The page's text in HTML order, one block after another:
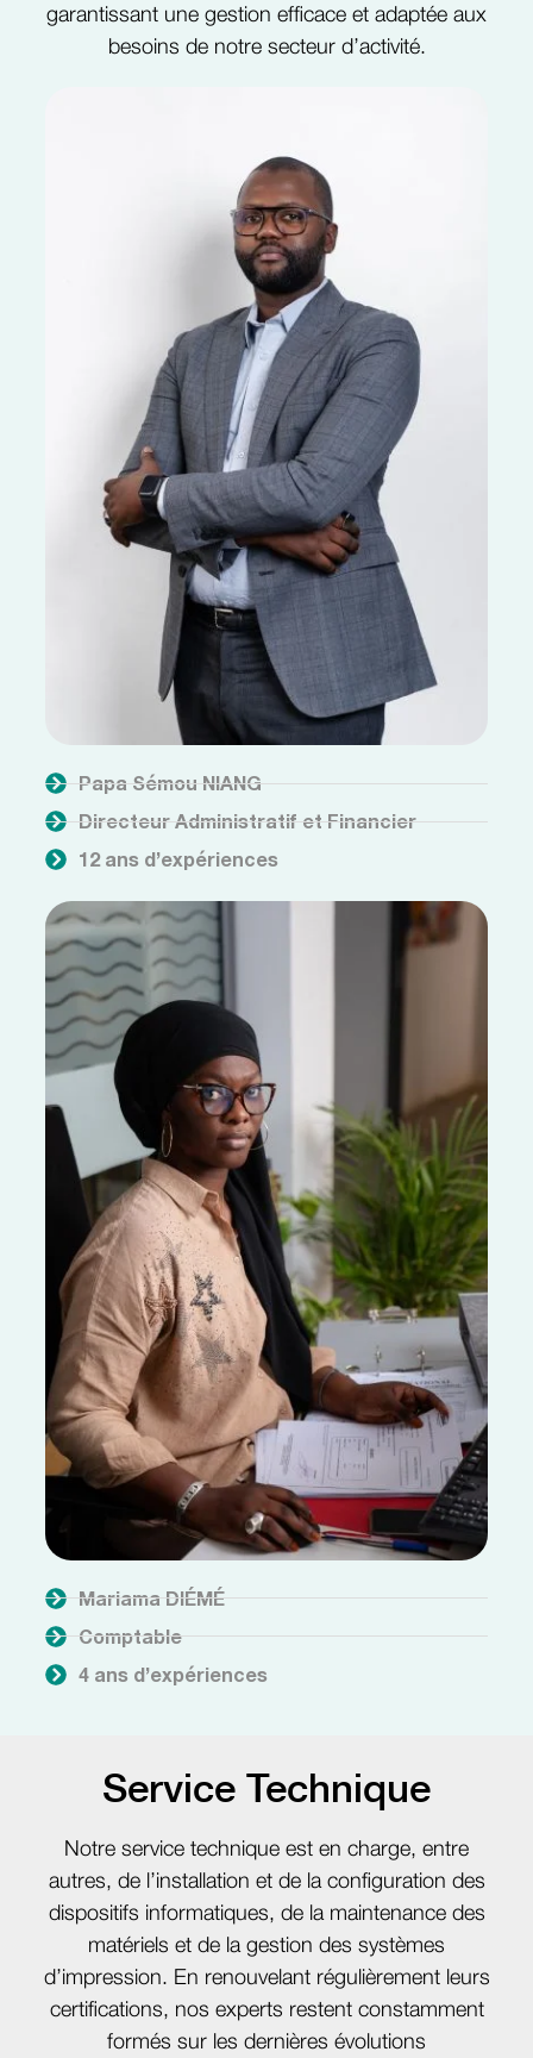
garantissant une gestion efficace et adaptée aux
besoins de notre secteur d’activité.
Papa Sémou NIANG
Directeur Administratif et Financier
12 ans d’expériences
Mariama DIÉMÉ
Comptable
4 ans d’expériences
Service Technique
Notre service technique est en charge, entre
autres, de l’installation et de la configuration des
dispositifs informatiques, de la maintenance des
matériels et de la gestion des systèmes
d’impression. En renouvelant régulièrement leurs
certifications, nos experts restent constamment
formés sur les dernières évolutions